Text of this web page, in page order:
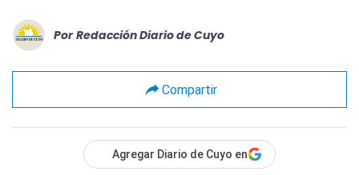
Por Redacción Diario de Cuyo
Compartir
Agregar Diario de Cuyo en